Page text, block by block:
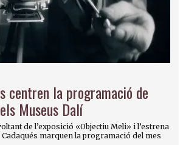
centren la programació de
Museus Dalí
de l’exposició «Objectiu Meli» i l’estrena
Cadaqués marquen la programació del mes